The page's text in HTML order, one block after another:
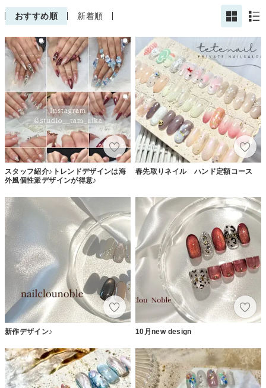
おすすめ順 新着順
スタッフ紹介♪トレンドデザインは海
外風個性派デザインが得意♪
春先取りネイル ハンド定額コース
新作デザイン♪ 10月new design